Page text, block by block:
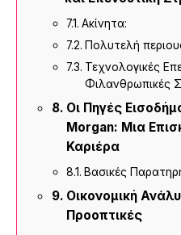
Ακίνητα:
Πολυτελή
Τεχνολογικές
Φιλανθρωπικές
Οι Πηγές
Morgan: Μια
Καριέρα
Βασικές
Οικονομική
Προοπτικές